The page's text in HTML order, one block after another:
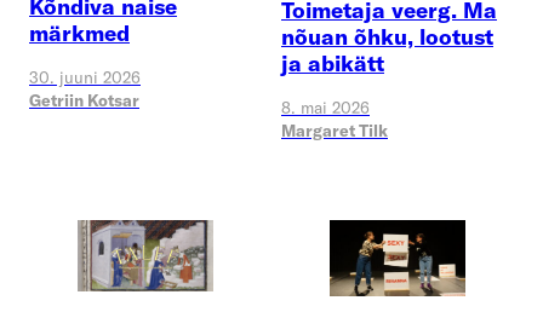
Kõndiva naise
märkmed
30. juuni 2026
Getriin Kotsar
Toimetaja veerg. Ma
nõuan õhku, lootust
ja abikätt
8. mai 2026
Margaret Tilk